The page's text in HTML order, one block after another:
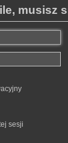
musisz
sesji